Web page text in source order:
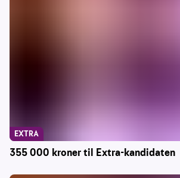
355 000 kroner til Extra-kandidaten
EXTRA